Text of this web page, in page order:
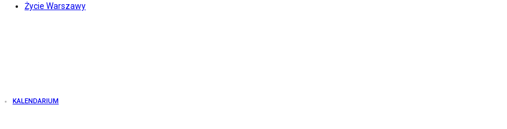
Życie Warszawy
KALENDARIUM